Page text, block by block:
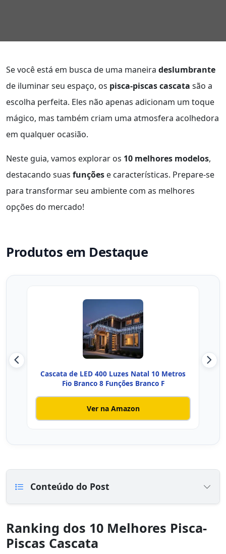
Se você está em busca de uma maneira deslumbrante
de iluminar seu espaço, os pisca-piscas cascata são a
escolha perfeita. Eles não apenas adicionam um toque
mágico, mas também criam uma atmosfera acolhedora
em qualquer ocasião.
Neste guia, vamos explorar os 10 melhores modelos,
destacando suas funções e características. Prepare-se
para transformar seu ambiente com as melhores
opções do mercado!
Produtos em Destaque
Cascata de LED 400 Luzes Natal 10 Metros
Fio Branco 8 Funções Branco F
Ver na Amazon
Conteúdo do Post
Ranking dos 10 Melhores Pisca-
Piscas Cascata